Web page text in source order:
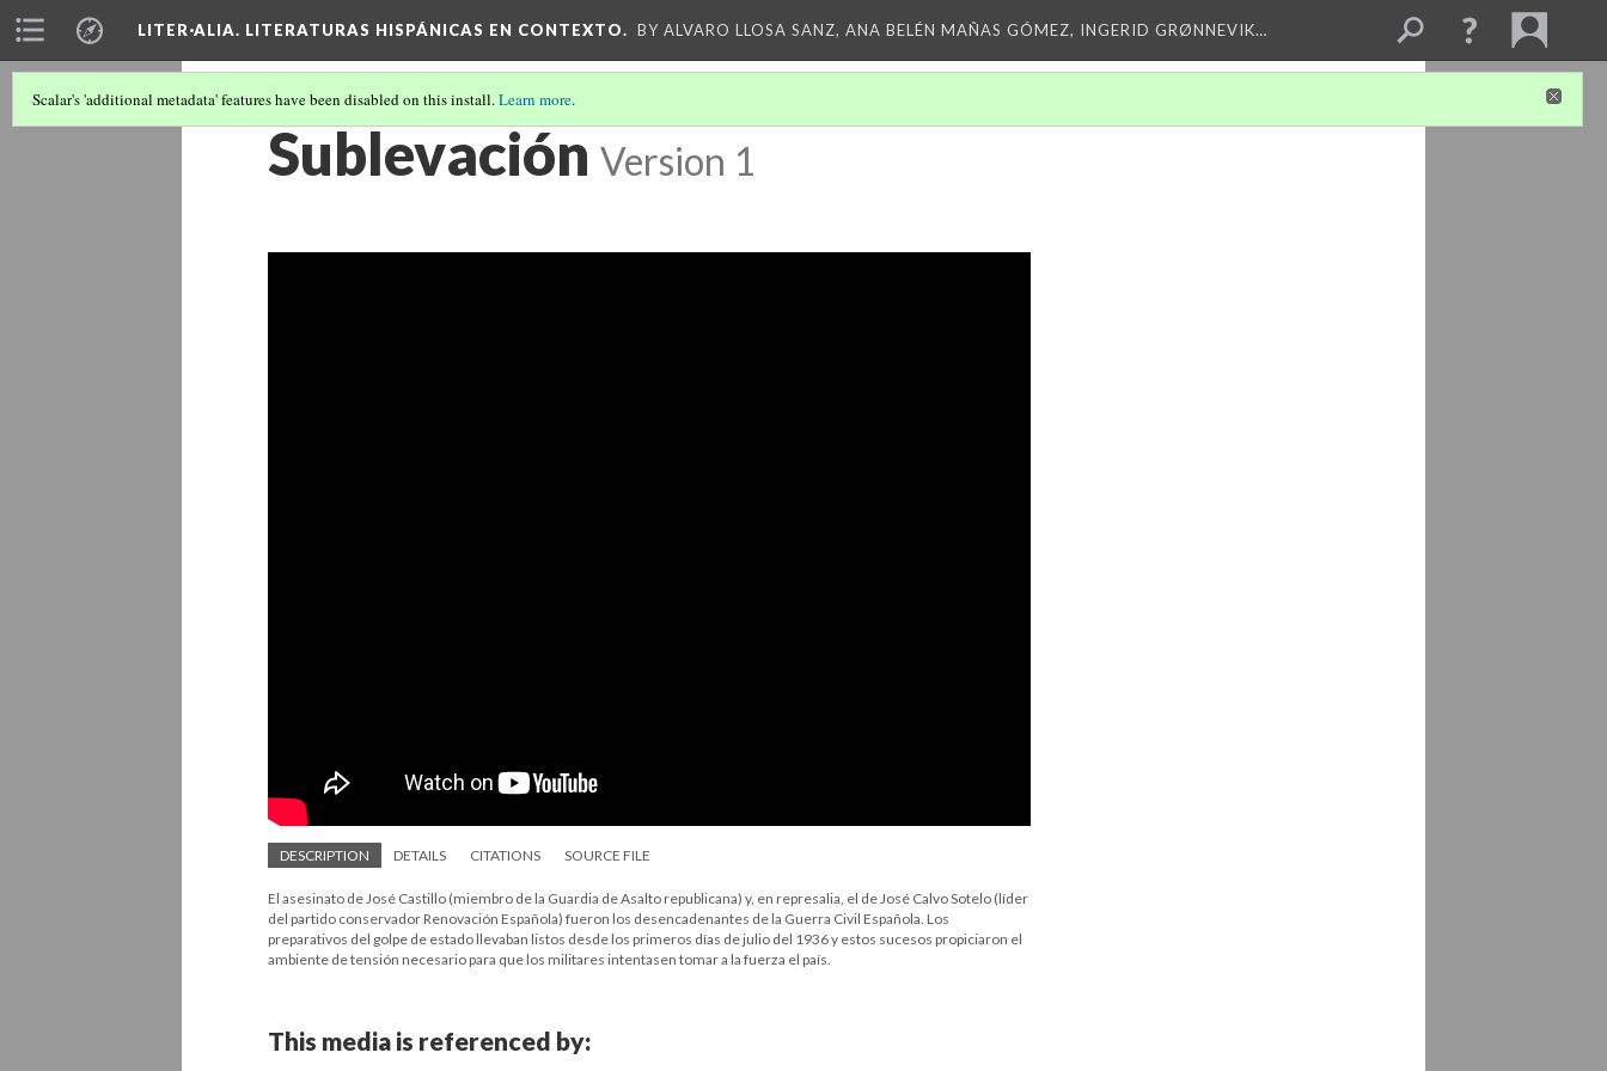
LITER·ALIA. LITERATURAS HISPÁNICAS EN CONTEXTO. BY ALVARO LLOSA SANZ, ANA BELÉN MAÑAS GÓMEZ, INGERID GRØNNEVIK…
Scalar's 'additional metadata' features have been disabled on this install.Learn more.
Sublevación Version 1
DESCRIPTION DETAILS CITATIONS SOURCE FILE
El asesinato de José Castillo (miembro de la Guardia de Asalto republicana) y, en represalia, el de José Calvo Sotelo (líder
del partido conservador Renovación Española) fueron los desencadenantes de la Guerra Civil Española. Los
preparativos del golpe de estado llevaban listos desde los primeros días de julio del 1936 y estos sucesos propiciaron el
ambiente de tensión necesario para que los militares intentasen tomar a la fuerza el país.
This media is referenced by: